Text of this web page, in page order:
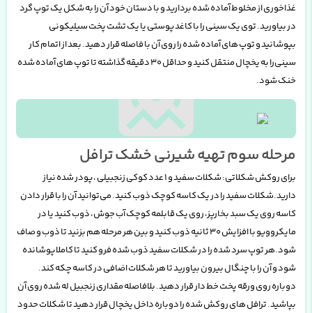
غذاخوری از مخلوط آماده شده بردارید و با دستان خود آن را به شکل یک توپ گرد
در بیاورید. توی یک سینی را با کاغد پوستی یا یک تشت پخت سیلیکونی
بپوشانید و توپ های آماده شده را روی آن با فاصله قرار دهید. بعد از اتمام کار
سینی
را به یخچال منتقل کنید و حداقل 30 دقیقه گذاشته تا توپ های آماده شده
خنک شود.
مرحله سوم تهیه شیرنی خشک ترافل
برای روکش شکلاتی:
شکلات سفید و 1 عدد کوکی زنجبیلی ، پودر شده نیاز
دارید.شکلات سفید را در یک کاسه کوچک ذوب کنید. می‌توانید آن را با قرار دادن
کاسه روی یکسبد بخارپز، روی یک قابلمه کوچک آب جوش، ذوب کنید یا در
مایکروویو با افزایش 30 ثانیه ذوب کنید و بین هر مرحله هم بزنید تا ذوب و صاف
شود.هر توپ سرد شده را در شکلات سفید ذوب شده فرو کنید تا کاملا پوشانده
شود و آن را با چنگال بیرون بیاورید تا هر شکلات اضافی در کاسه چکه کند.
دوباره روی ورقه پخت خط دار قرار دهید. بلافاصله مقداری زنجبیل له شده روی آن
بپاشید. ترافل های روکش شده را دوباره داخل یخچال قرار دهید تا شکلات حدود